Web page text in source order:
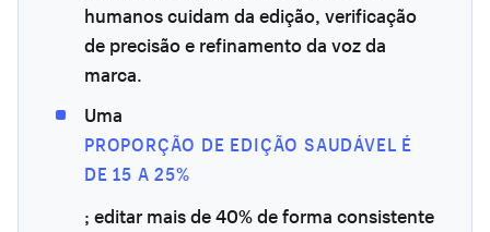
humanos cuidam da edição, verificação
de precisão e refinamento da voz da
marca.
Uma
PROPORÇÃO DE EDIÇÃO SAUDÁVEL É
DE 15 A 25%
; editar mais de 40% de forma consistente